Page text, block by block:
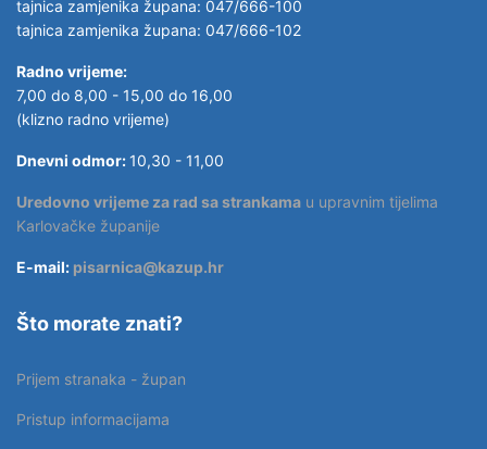
tajnica zamjenika župana: 047/666-100
tajnica zamjenika župana: 047/666-102
Radno vrijeme:
7,00 do 8,00 - 15,00 do 16,00
(klizno radno vrijeme)
Dnevni odmor: 10,30 - 11,00
Uredovno vrijeme za rad sa strankama u upravnim tijelima
Karlovačke županije
E-mail: pisarnica@kazup.hr
Što morate znati?
Prijem stranaka - župan
Pristup informacijama